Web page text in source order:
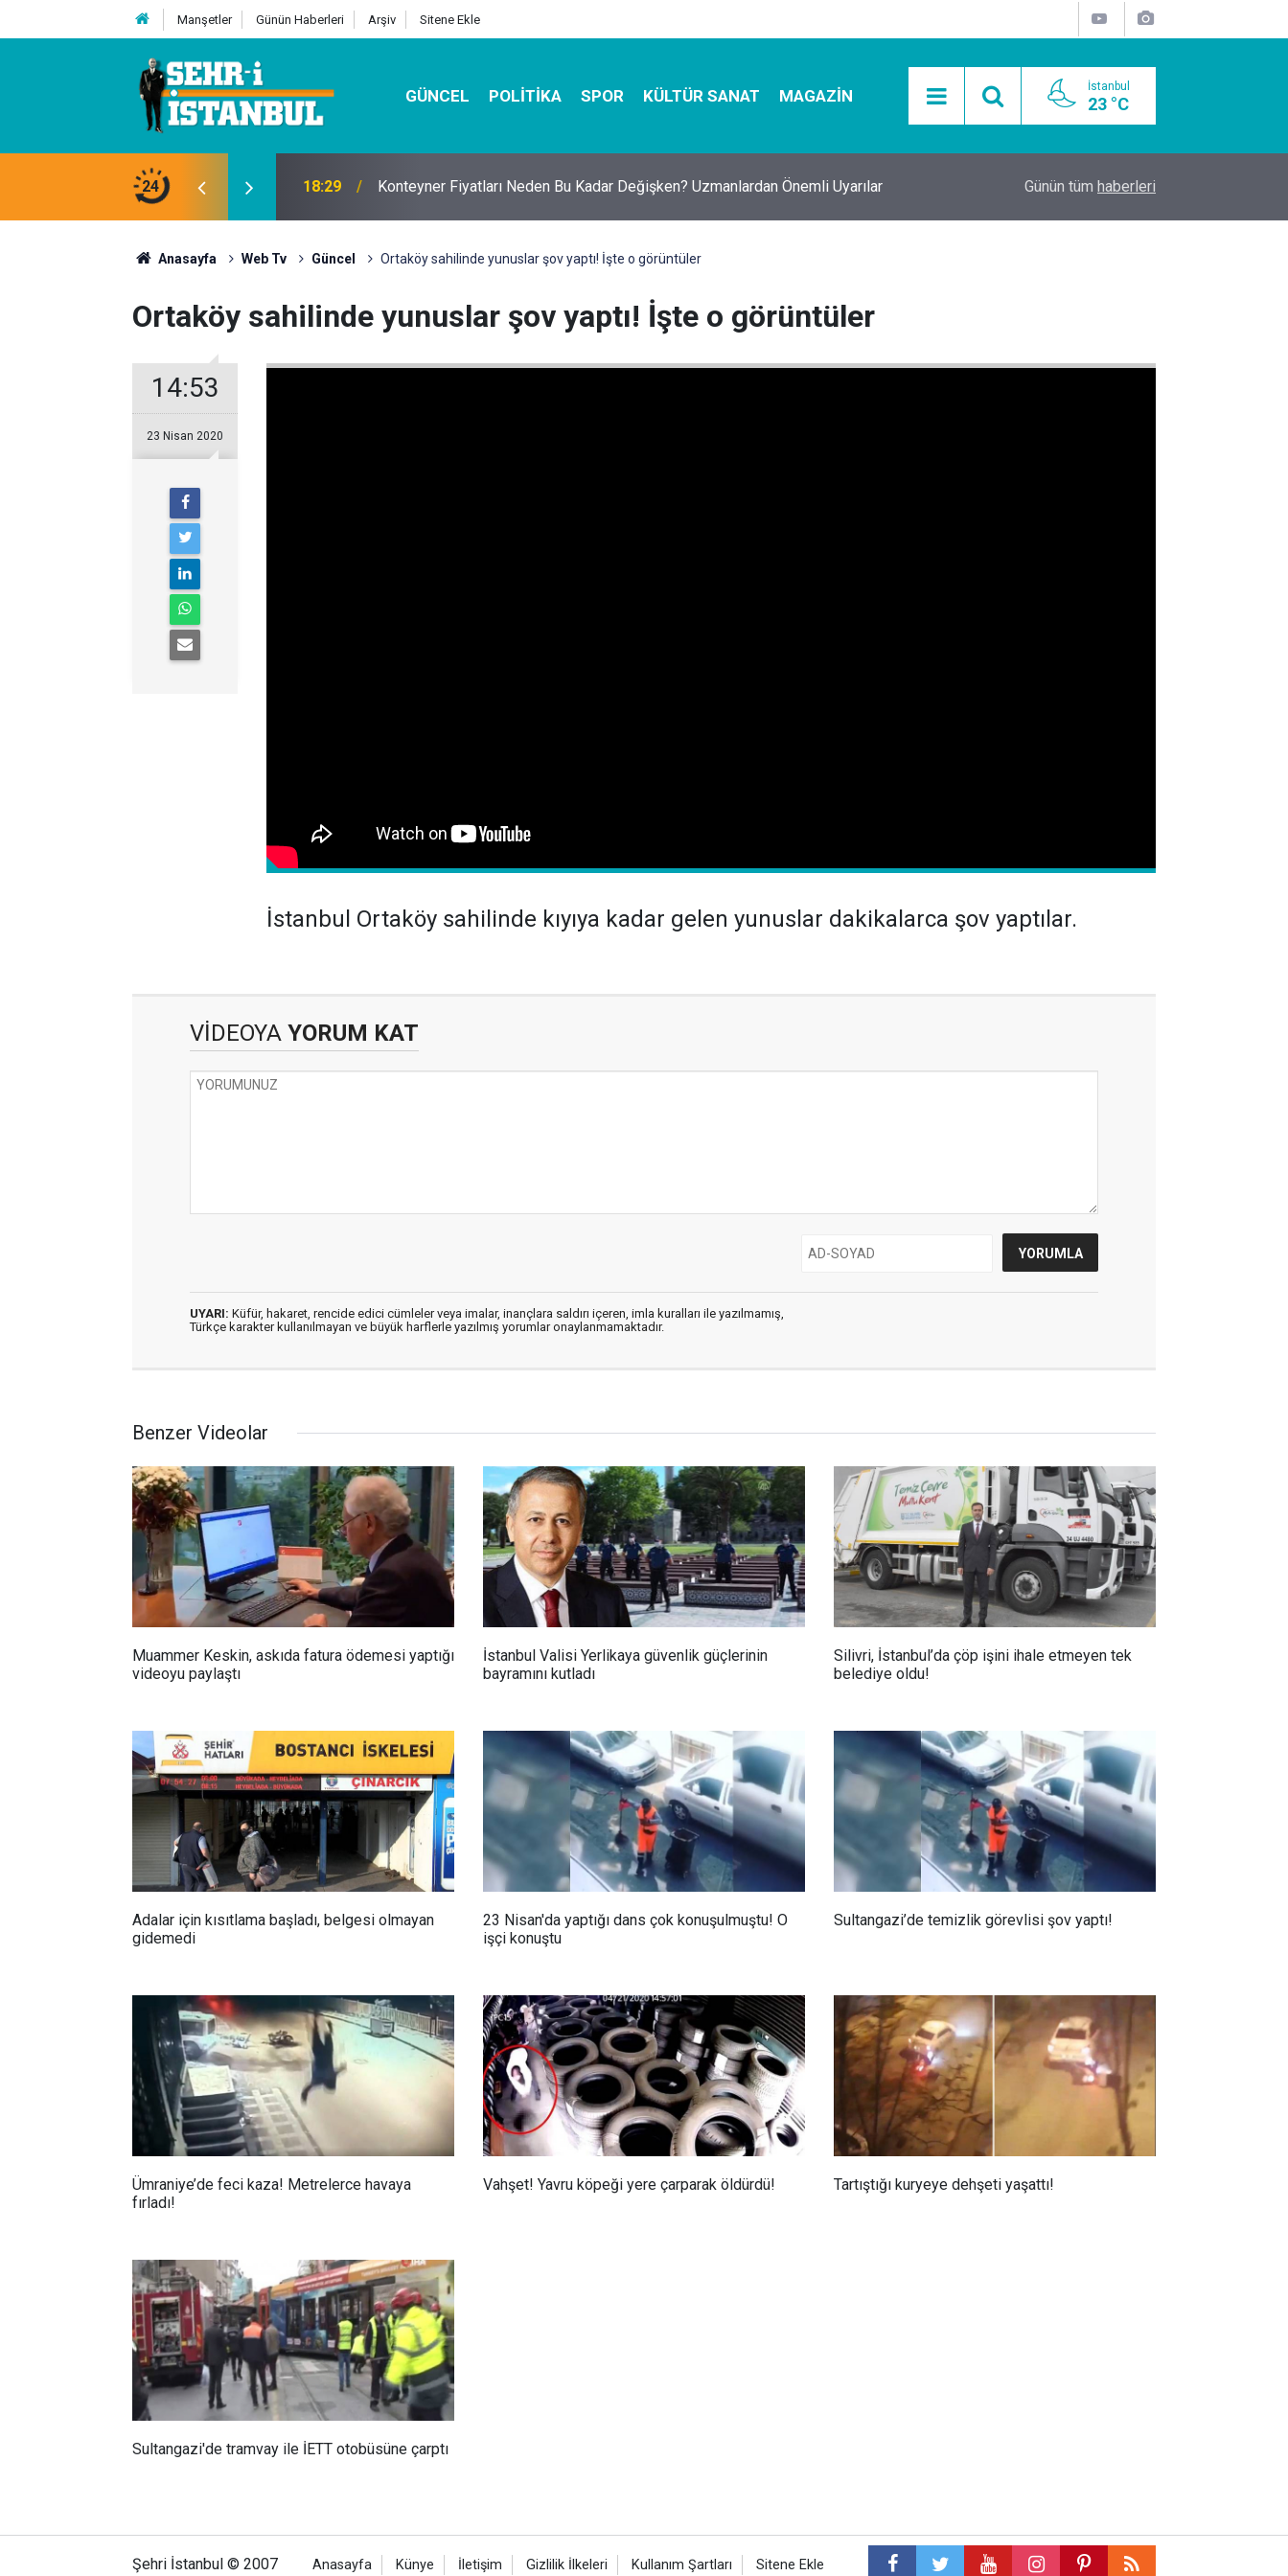
Manşetler Günün Haberleri Arşiv Sitene Ekle
GÜNCEL POLITIKA SPOR KÜLTÜR SANAT MAGAZIN İstanbul
23 °C
24 18:29 Konteyner Fiyatları Neden Bu Kadar Değişken? Uzmanlardan Önemli Uyarılar İstanbul Gece Hayatında Yeni Buluşma:
Günün tüm haberleri
Anasayfa Web Tv Güncel Ortaköy sahilinde yunuslar şov yaptı! İşte o görüntüler
Ortaköy sahilinde yunuslar şov yaptı! İşte o görüntüler
14:53
23 Nisan 2020
İstanbul Ortaköy sahilinde kıyıya kadar gelen yunuslar dakikalarca şov yaptılar.
VİDEOYA YORUM KAT
UYARI: Küfür, hakaret, rencide edici cümleler veya imalar, inançlara saldırı içeren, imla kuralları ile yazılmamış,
Türkçe karakter kullanılmayan ve büyük harflerle yazılmış yorumlar onaylanmamaktadır.
Benzer Videolar
Muammer Keskin, askıda fatura ödemesi yaptığı
videoyu paylaştı
İstanbul Valisi Yerlikaya güvenlik güçlerinin
bayramını kutladı
Silivri, İstanbul’da çöp işini ihale etmeyen tek
belediye oldu!
Adalar için kısıtlama başladı, belgesi olmayan
gidemedi
23 Nisan'da yaptığı dans çok konuşulmuştu! O
işçi konuştu
Sultangazi’de temizlik görevlisi şov yaptı!
Ümraniye’de feci kaza! Metrelerce havaya
fırladı!
Vahşet! Yavru köpeği yere çarparak öldürdü! Tartıştığı kuryeye dehşeti yaşattı!
Sultangazi'de tramvay ile İETT otobüsüne çarptı
Şehri İstanbul © 2007 Anasayfa Künye İletişim Gizlilik İlkeleri Kullanım Şartları Sitene Ekle